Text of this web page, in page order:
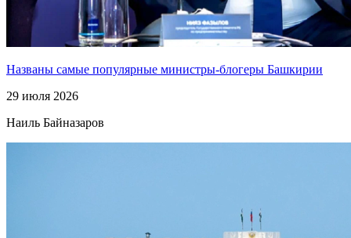
Названы самые популярные министры-блогеры Башкирии
29 июля 2026
Наиль Байназаров